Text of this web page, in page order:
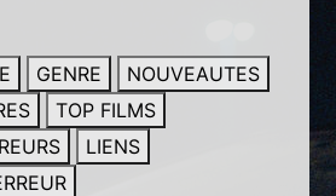
GENRE
NOUVEAUTES
TOP FILMS
LIENS